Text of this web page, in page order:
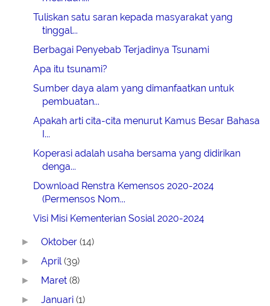
Tuliskan satu saran kepada masyarakat yang
tinggal...
Berbagai Penyebab Terjadinya Tsunami
Apa itu tsunami?
Sumber daya alam yang dimanfaatkan untuk
pembuatan...
Apakah arti cita-cita menurut Kamus Besar Bahasa
I...
Koperasi adalah usaha bersama yang didirikan
denga...
Download Renstra Kemensos 2020-2024
(Permensos Nom...
Visi Misi Kementerian Sosial 2020-2024
► Oktober(14)
► April(39)
► Maret(8)
► Januari(1)